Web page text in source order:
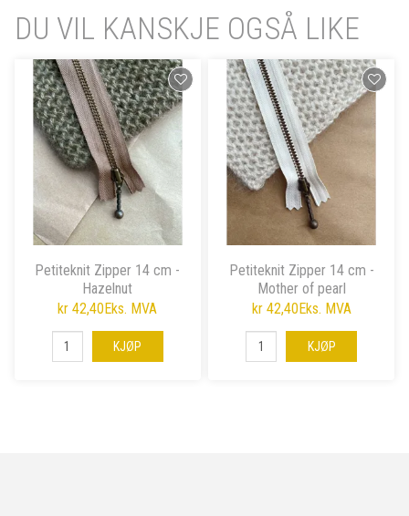
DU VIL KANSKJE OGSÅ LIKE
Petiteknit Zipper 14 cm -
Hazelnut
kr 42,40Eks. MVA
KJØP
Petiteknit Zipper 14 cm -
Mother of pearl
kr 42,40Eks. MVA
KJØP